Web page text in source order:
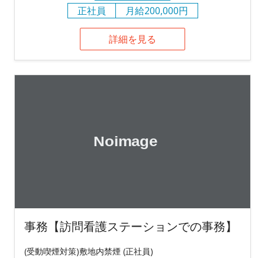
正社員
月給200,000円
詳細を見る
事務【訪問看護ステーションでの事務】
(受動喫煙対策)敷地内禁煙 (正社員)